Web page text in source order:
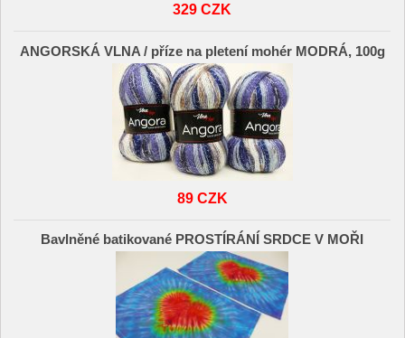
329 CZK
ANGORSKÁ VLNA / příze na pletení mohér MODRÁ, 100g
89 CZK
Bavlněné batikované PROSTÍRÁNÍ SRDCE V MOŘI